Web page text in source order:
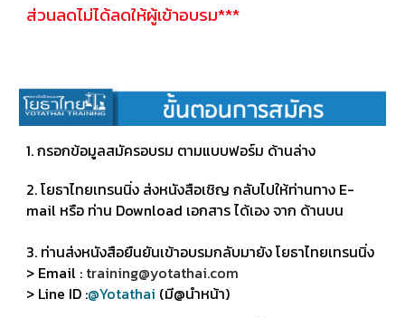
ส่วนลดไม่ได้ลดให้ผู้เข้าอบรม***
​1. กรอกข้อมูลสมัครอบรม ตามแบบฟอร์ม ด้านล่าง
2. โยธาไทยเทรนนิ่ง ส่งหนังสือเชิญ กลับไปให้ท่านทาง E-
mail หรือ ท่าน Download เอกสาร ได้เอง จาก ด้านบน
3. ท่านส่งหนังสือยืนยันเข้าอบรมกลับมายัง โยธาไทยเทรนนิ่ง
> Email : training@yotathai.com
> Line ID :@Yotathai (มี@นำหน้า)